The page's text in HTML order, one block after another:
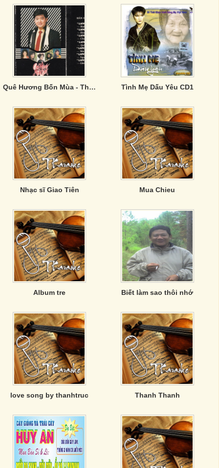
Quê Hương Bốn Mùa - Thanh Phong 3 Tình Mẹ Dấu Yêu CD1
Nhạc sĩ Giao Tiên Mua Chieu
Album tre Biết làm sao thôi nhớ
love song by thanhtruc Thanh Thanh